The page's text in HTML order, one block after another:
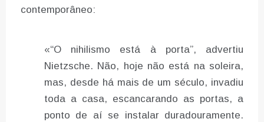
contemporâneo:
«“O nihilismo está à porta”, advertiu
Nietzsche. Não, hoje não está na soleira,
mas, desde há mais de um século, invadiu
toda a casa, escancarando as portas, a
ponto de aí se instalar duradouramente.